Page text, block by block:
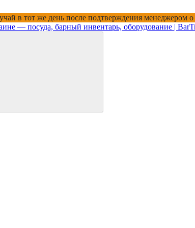
в тот же день после подтверждения менеджером